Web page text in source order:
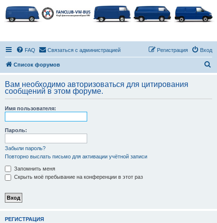
FAQ Связаться с администрацией Вход
Регистрация
Список форумов
с
Вам необходимо авторизоваться для цитирования
сообщений в этом форуме.
Имя пользователя:
Пароль:
Забыли пароль?
Повторно выслать письмо для активации учётной записи
Запомнить меня
Скрыть моё пребывание на конференции в этот раз
РЕГИСТРАЦИЯ